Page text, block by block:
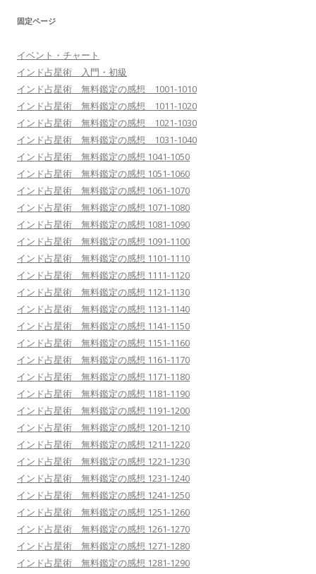
固定ページ
イベント・チャート
インド占星術 入門・初級
インド占星術 無料鑑定の感想 1001-1010
インド占星術 無料鑑定の感想 1011-1020
インド占星術 無料鑑定の感想 1021-1030
インド占星術 無料鑑定の感想 1031-1040
インド占星術 無料鑑定の感想 1041-1050
インド占星術 無料鑑定の感想 1051-1060
インド占星術 無料鑑定の感想 1061-1070
インド占星術 無料鑑定の感想 1071-1080
インド占星術 無料鑑定の感想 1081-1090
インド占星術 無料鑑定の感想 1091-1100
インド占星術 無料鑑定の感想 1101-1110
インド占星術 無料鑑定の感想 1111-1120
インド占星術 無料鑑定の感想 1121-1130
インド占星術 無料鑑定の感想 1131-1140
インド占星術 無料鑑定の感想 1141-1150
インド占星術 無料鑑定の感想 1151-1160
インド占星術 無料鑑定の感想 1161-1170
インド占星術 無料鑑定の感想 1171-1180
インド占星術 無料鑑定の感想 1181-1190
インド占星術 無料鑑定の感想 1191-1200
インド占星術 無料鑑定の感想 1201-1210
インド占星術 無料鑑定の感想 1211-1220
インド占星術 無料鑑定の感想 1221-1230
インド占星術 無料鑑定の感想 1231-1240
インド占星術 無料鑑定の感想 1241-1250
インド占星術 無料鑑定の感想 1251-1260
インド占星術 無料鑑定の感想 1261-1270
インド占星術 無料鑑定の感想 1271-1280
インド占星術 無料鑑定の感想 1281-1290